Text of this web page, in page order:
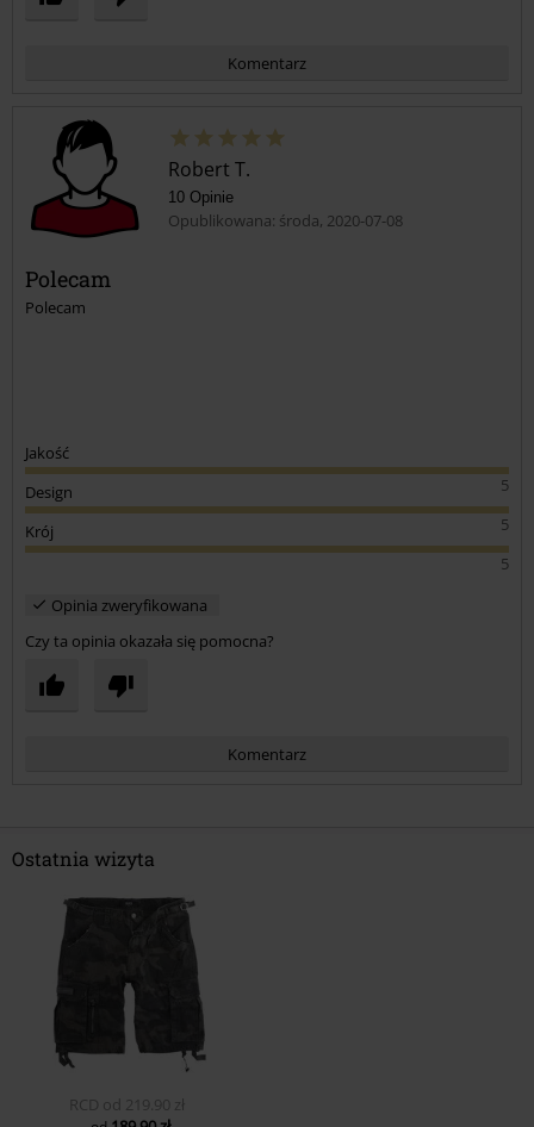
Komentarz
Prześlij komentarz
Robert T.
10 Opinie
Opublikowana: środa, 2020-07-08
Polecam
Polecam
Jakość
5
Design
5
Krój
5
Opinia zweryfikowana
Czy ta opinia okazała się pomocna?
Komentarz
Prześlij komentarz
Ostatnia wizyta
RCD od 219.90 zł